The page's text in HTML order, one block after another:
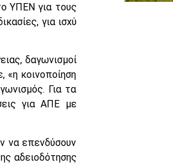
ΥΠΕΝ για τους
για ισxύ
δαγωνισμοί
«η κοινοποίηση
Για τα
για ΑΠΕ με
να επενδύσουν
αδειοδότησης